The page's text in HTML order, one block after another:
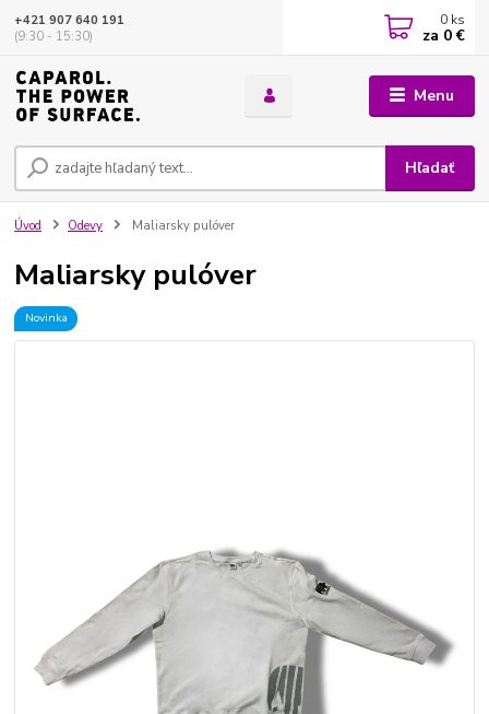
Menu
Hľadať
+421 907 640 191
(9:30 - 15:30)
0 ks
za 0 €
Úvod Odevy Maliarsky pulóver
Maliarsky pulóver
Novinka